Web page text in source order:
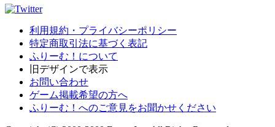
利用規約・プライバシーポリシー
特定商取引法に基づく表記
ふりーむ！について
旧デザインで表示
お問い合わせ
ゲーム掲載希望の方へ
ふりーむ！へのご意見をお聞かせください